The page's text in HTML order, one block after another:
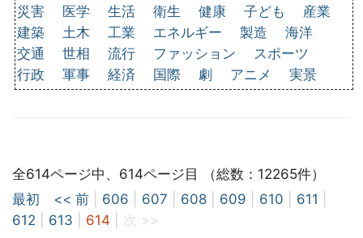
災害
医学 生活 衛生 健康 子ども
産業
建築
土木 工業 エネルギー 製造
海洋
交通
世相 流行 ファッション
スポーツ
行政
軍事 経済 国際 劇 アニメ 実景
全614ページ中、614ページ目 （総数：12265件）
最初
<< 前 606 607 608 609 610 611
612
613 614
次 >>